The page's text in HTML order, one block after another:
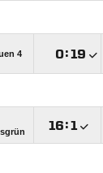
4 :
: